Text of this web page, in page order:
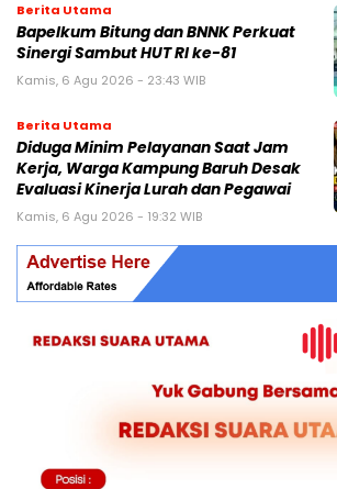
Berita Utama
Bapelkum Bitung dan BNNK Perkuat
Sinergi Sambut HUT RI ke-81
Kamis, 6 Agu 2026 - 23:43 WIB
Berita Utama
Diduga Minim Pelayanan Saat Jam
Kerja, Warga Kampung Baruh Desak
Evaluasi Kinerja Lurah dan Pegawai
Kamis, 6 Agu 2026 - 19:32 WIB